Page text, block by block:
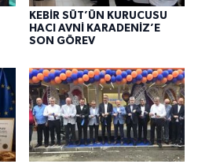
KEBİR SÜT’ÜN KURUCUSU
HACI AVNİ KARADENİZ’E
SON GÖREV